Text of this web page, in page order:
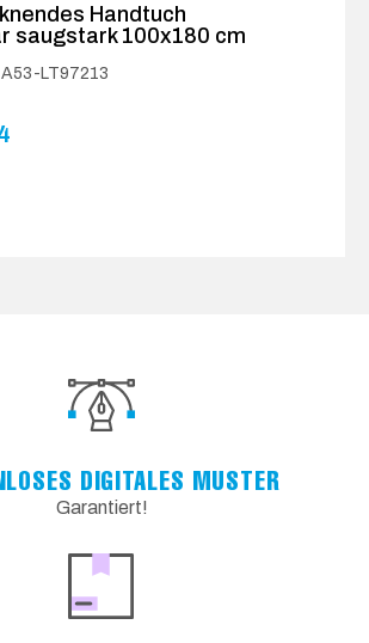
Handtuch
saugstark 100x180 cm
LT97213
DIGITALES MUSTER
Garantiert!